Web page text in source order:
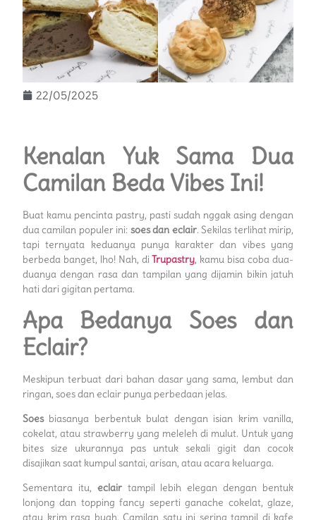
22/05/2025
Kenalan Yuk Sama Dua
Camilan Beda Vibes Ini!
Buat kamu pencinta pastry, pasti sudah nggak asing dengan
dua camilan populer ini: soes dan eclair. Sekilas terlihat mirip,
tapi ternyata keduanya punya karakter dan vibes yang
berbeda banget, lho! Nah, di Trupastry, kamu bisa coba dua-
duanya dengan rasa dan tampilan yang dijamin bikin jatuh
hati dari gigitan pertama.
Apa Bedanya Soes dan
Eclair?
Meskipun terbuat dari bahan dasar yang sama, lembut dan
ringan, soes dan eclair punya perbedaan jelas.
Soesbiasanya berbentuk bulat dengan isian krim vanilla,
cokelat, atau strawberry yang meleleh di mulut. Untuk yang
bites size ukurannya pas untuk sekali gigit dan cocok
disajikan saat kumpul santai, arisan, atau acara keluarga.
Sementara itu, eclairtampil lebih elegan dengan bentuk
lonjong dan topping fancy seperti ganache cokelat, glaze,
atau krim rasa buah. Camilan satu ini sering tampil di kafe